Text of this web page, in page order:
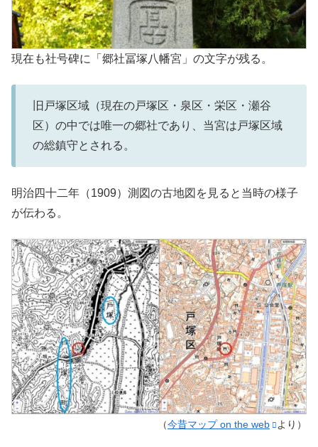
現在も社号碑に「郷社冨塚八幡宮」の文字が残る。
旧戸塚区域（現在の戸塚区・泉区・栄区・瀬谷
区）の中では唯一の郷社であり、当宮は戸塚区域
の総鎮守とされる。
明治四十二年（1909）測図の古地図を見ると当時の様子
が伝わる。
（今昔マップ on the web より）